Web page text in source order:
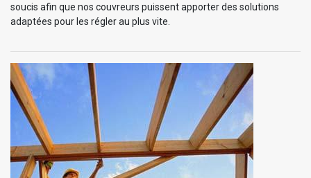
soucis afin que nos couvreurs puissent apporter des solutions
adaptées pour les régler au plus vite.